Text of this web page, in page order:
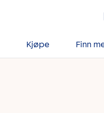
Kjøpe Finn